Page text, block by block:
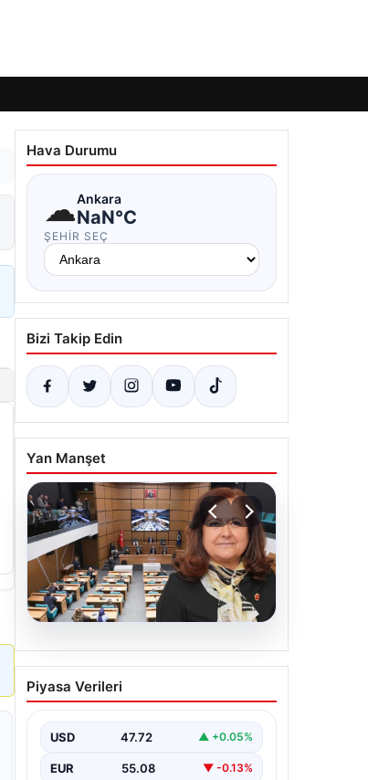
Hava Durumu
☁Ankara
NaN°C
ŞEHIR SEÇ
Bizi Takip Edin
Yan Manşet
Üsküdar Belediyesi’nde
başkanvekili Sibel Tan
Piyasa Verileri
USD 47.72 ▲ +0.05%
EUR 55.08 ▼ -0.13%